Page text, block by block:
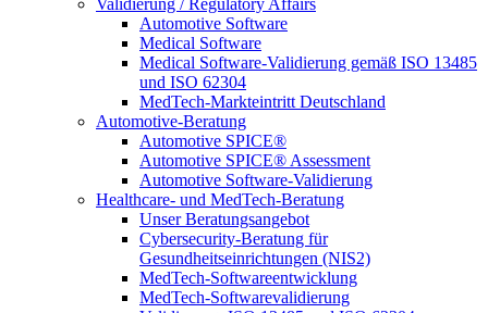
Validierung / Regulatory Affairs
Automotive Software
Medical Software
Medical Software-Validierung gemäß ISO 13485
und ISO 62304
MedTech-Markteintritt Deutschland
Automotive-Beratung
Automotive SPICE®
Automotive SPICE® Assessment
Automotive Software-Validierung
Healthcare- und MedTech-Beratung
Unser Beratungsangebot
Cybersecurity-Beratung für
Gesundheitseinrichtungen (NIS2)
MedTech-Softwareentwicklung
MedTech-Softwarevalidierung